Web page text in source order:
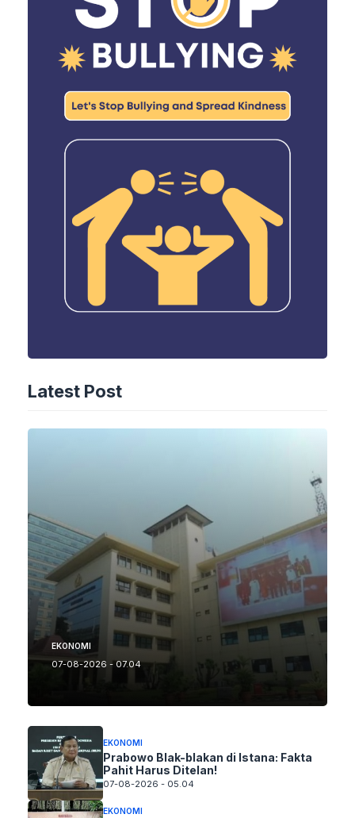
Latest Post
EKONOMI
07-08-2026 - 07.04
EKONOMI
Prabowo Blak-blakan di Istana: Fakta
Pahit Harus Ditelan!
07-08-2026 - 05.04
EKONOMI